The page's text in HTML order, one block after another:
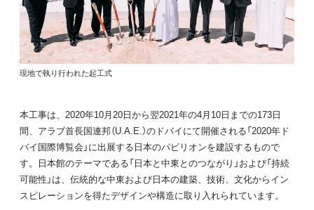
現地で執り行われた起工式
本工事は、2020年10月20日から翌2021年の4月10日までの173日
間、アラブ首長国連邦（U.A.E.）のドバイにて開催される「2020年ド
バイ国際博覧会」に出展する日本のパビリオンを建設するもので
す。日本館のテーマである「日本と中東とのつながり」および「持続
可能性」は、伝統的な中東および日本の建築、技術、文化からイン
スピレーションを得たデザインや構造に取り入れられています。